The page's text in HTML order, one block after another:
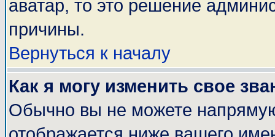
аватар, то это решение
причины.
Вернуться к началу
Как я могу изменить свое
Обычно вы не можете